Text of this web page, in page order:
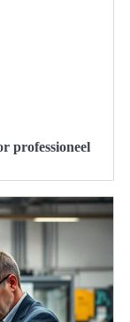
professioneel